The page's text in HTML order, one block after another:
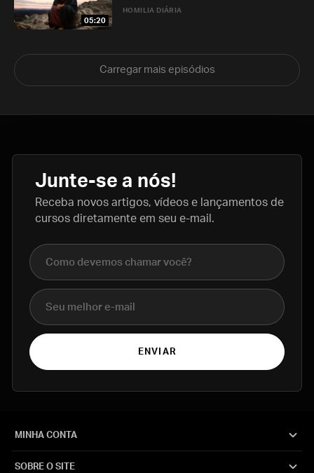
05:20
HOMILIA DIÁRIA
Carregar mais episódios
Junte-se a nós!
Receba novos artigos, vídeos e lançamentos de
cursos diretamente em seu e-mail.
Nome completo
E-mail
ENVIAR
MINHA CONTA
SOBRE O SITE